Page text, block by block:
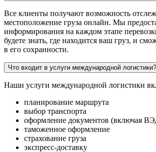
Все клиенты получают возможность
местоположение груза онлайн. Мы
информирования на каждом этапе
будете знать, где находится ваш груз, и
в его сохранности.
Что входит в услуги международной логистики?
Наши услуги международной логистики
планирование маршрута
выбор транспорта
оформление документов (включая
таможенное оформление
страхование груза
экспресс-доставку